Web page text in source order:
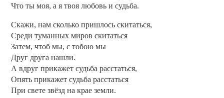
Что ты моя, а я твоя любовь и судьба.
Скажи, нам сколько пришлось скитаться,
Среди туманных миров скитаться
Затем, чтоб мы, с тобою мы
Друг друга нашли.
А вдруг прикажет судьба расстаться,
Опять прикажет судьба расстаться
При свете звёзд на крае земли.